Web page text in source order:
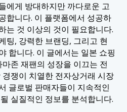
하는 사람은 누구이며, 그
＋
크
드 평판
향
시장 수요
＋
수, 카테고리 수, 총 상품 거래액
십, 충성도 및 고객 유지
재팬이 중요한 이유 ＋
범위와 가시성
특징 ＋
에게 방대하지만 까다로운 고
합니다. 이 플랫폼에서 성공하
는 것 이상의 것이 필요합니다.
팅, 강력한 브랜딩, 그리고 현
합니다. 이 글에서는 일본 쇼핑
존 재팬의 성장을 이끄는 전
쟁이 치열한 전자상거래 시장
글로벌 판매자들이 지속적인
실질적인 정보를 분석합니다.